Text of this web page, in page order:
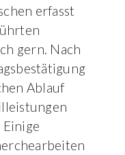
erfasst
gern. Nach
Ablauf